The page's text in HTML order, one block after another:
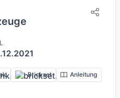
Brickset Anleitung